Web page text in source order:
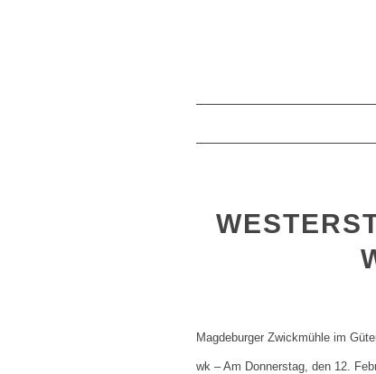
Magdeburger Zwickmühle im
wk – Am Donnerstag, den 12.